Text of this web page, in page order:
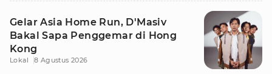
Gelar Asia Home Run, D'Masiv
Bakal Sapa Penggemar di Hong
Kong
Lokal 8 Agustus 2026